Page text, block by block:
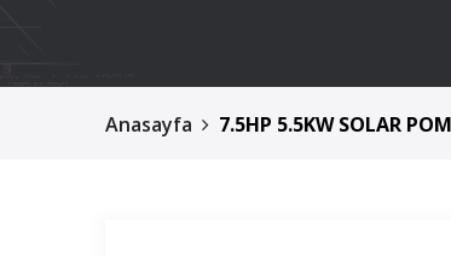
Anasayfa 7.5HP 5.5KW SOLAR